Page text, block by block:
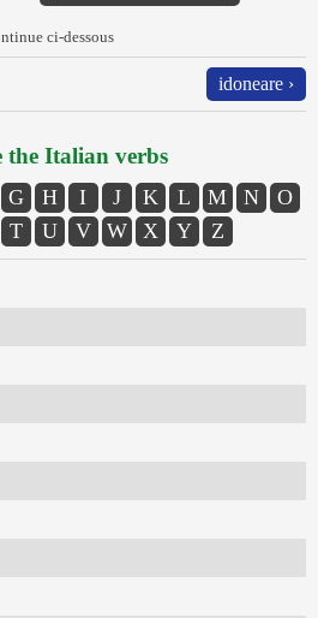
ci-dessous
idoneare ›
the Italian verbs
G H I J K L M N
O
T U V W X Y Z